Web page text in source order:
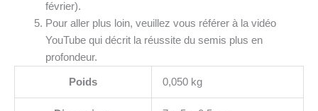
février).
Pour aller plus loin, veuillez vous référer à la vidéo
YouTube qui décrit la réussite du semis plus en
profondeur.
Poids 0,050 kg